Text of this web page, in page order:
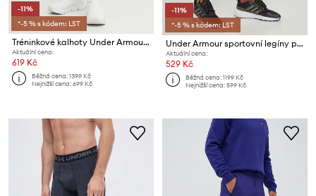
-11%
*-5 % s kódem: LST
Tréninkové kalhoty Under Armour Challenger
Aktuální cena:
619 Kč
Běžná cena:1399 Kč
Nejnižší cena:699 Kč
-11%
*-5 % s kódem: LST
Under Armour sportovní legíny pánské HG Armour
Aktuální cena:
529 Kč
Běžná cena:1199 Kč
Nejnižší cena:599 Kč